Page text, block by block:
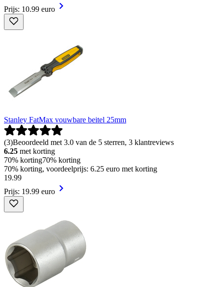
Prijs: 10.99 euro
Stanley FatMax vouwbare beitel 25mm
(3)Beoordeeld met 3.0 van de 5 sterren, 3 klantreviews
6.25 met korting
70% korting70% korting
70% korting, voordeelprijs: 6.25 euro met korting
19.99
Prijs: 19.99 euro